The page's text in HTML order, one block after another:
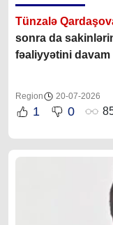
Tünzalə
sonra da
fəaliyyətini davam
Region 20-07-2026
1 0